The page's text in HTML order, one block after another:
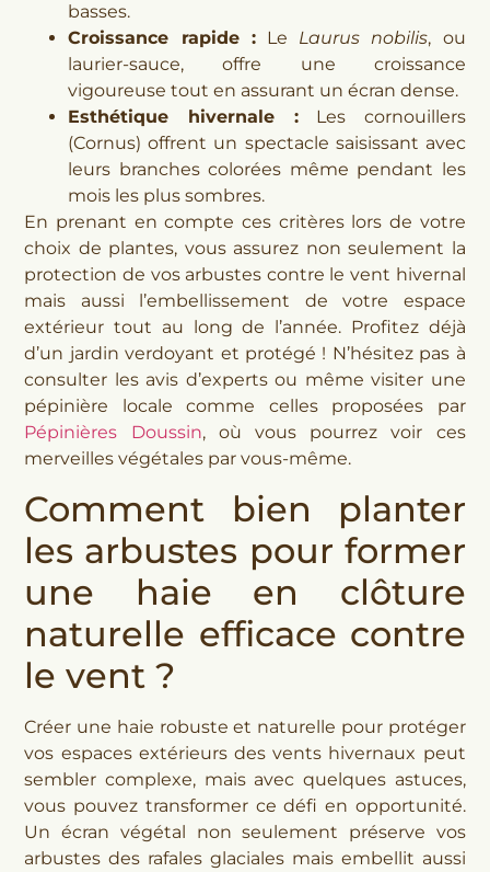
basses.
Croissance rapide :Le Laurus nobilis, ou
laurier-sauce, offre une croissance
vigoureuse tout en assurant un écran dense.
Esthétique hivernale :Les cornouillers
(Cornus) offrent un spectacle saisissant avec
leurs branches colorées même pendant les
mois les plus sombres.
En prenant en compte ces critères lors de votre
choix de plantes, vous assurez non seulement la
protection de vos arbustes contre le vent hivernal
mais aussi l’embellissement de votre espace
extérieur tout au long de l’année. Profitez déjà
d’un jardin verdoyant et protégé ! N’hésitez pas à
consulter les avis d’experts ou même visiter une
pépinière locale comme celles proposées par
Pépinières Doussin, où vous pourrez voir ces
merveilles végétales par vous-même.
Comment bien planter
les arbustes pour former
une haie en clôture
naturelle efficace contre
le vent ?
Créer une haie robuste et naturelle pour protéger
vos espaces extérieurs des vents hivernaux peut
sembler complexe, mais avec quelques astuces,
vous pouvez transformer ce défi en opportunité.
Un écran végétal non seulement préserve vos
arbustes des rafales glaciales mais embellit aussi